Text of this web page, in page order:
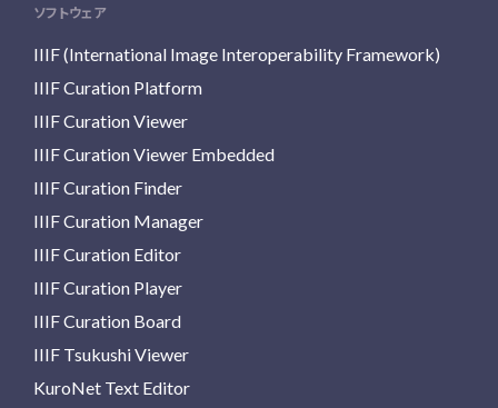
ソフトウェア
IIIF (International Image Interoperability Framework)
IIIF Curation Platform
IIIF Curation Viewer
IIIF Curation Viewer Embedded
IIIF Curation Finder
IIIF Curation Manager
IIIF Curation Editor
IIIF Curation Player
IIIF Curation Board
IIIF Tsukushi Viewer
KuroNet Text Editor